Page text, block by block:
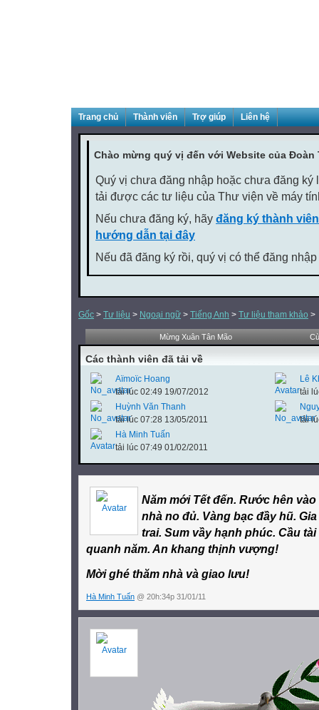
Trang chủ Thành viên Trợ giúp Liên hệ
Chào mừng quý vị đến với Website của Đoàn
Quý vị chưa đăng nhập hoặc chưa đăng ký
tải được các tư liệu của Thư viện về máy
Nếu chưa đăng ký, hãy đăng ký thành
hướng dẫn tại đây
Nếu đã đăng ký rồi, quý vị có thể đăng
Gốc > Tư liệu > Ngoại ngữ > Tiếng Anh > Tư liệu tham khảo >
Mừng Xuân Tân Mão
Các thành viên đã tải về
Aïmoïc Hoang
tải lúc 02:49 19/07/2012
Lê
tải
Huỳnh Văn Thanh
tải lúc 07:28 13/05/2011
tải
Hà Minh Tuấn
tải lúc 07:49 01/02/2011
Năm mới Tết đến. Rước hên vào
nhà no đủ. Vàng bạc đầy hũ.
trai. Sum vầy hạnh phúc. Cầu
quanh năm. An khang thịnh vượng!
Mời ghé thăm nhà và giao lưu!
Hà Minh Tuấn @ 20h:34p 31/01/11